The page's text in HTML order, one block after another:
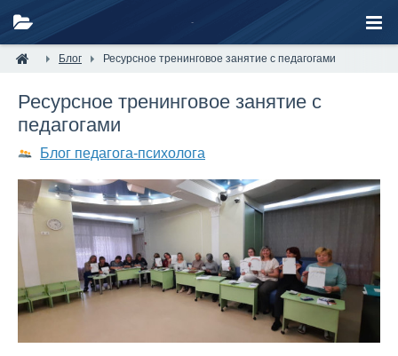
Блог Ресурсное тренинговое занятие с педагогами
Ресурсное тренинговое занятие с
педагогами
Блог педагога-психолога